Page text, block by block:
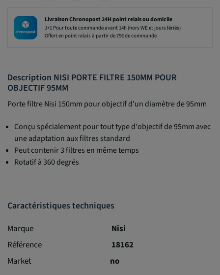
Livraison Chronopost 24H point relais ou domicile
J+1 Pour toute commande avant 14h (hors WE et jours fériés)
Offert en point relais à partir de 79€ de commande
Description NISI PORTE FILTRE 150MM POUR
OBJECTIF 95MM
Porte filtre Nisi 150mm pour objectif d'un diamètre de 95mm
Conçu spécialement pour tout type d'objectif de 95mm avec
une adaptation aux filtres standard
Peut contenir 3 filtres en même temps
Rotatif à 360 degrés
Caractéristiques techniques
Marque
Nisi
Référence
18162
Market
no